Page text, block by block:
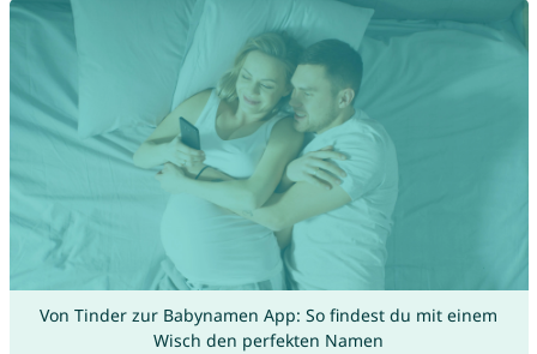
Von Tinder zur Babynamen App: So findest du mit einem
Wisch den perfekten Namen